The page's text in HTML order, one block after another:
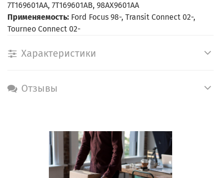
7T169601AA, 7T169601AB, 98AX9601AA
Применяемость: Ford Focus 98-, Transit Connect 02-,
Tourneo Connect 02-
Характеристики
Отзывы